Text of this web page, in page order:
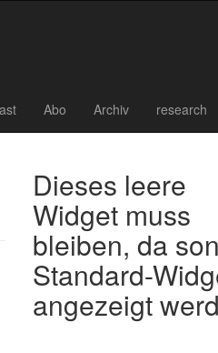
Abo Archiv research
Dieses leere
Widget muss
bleiben, da
Standard-
angezeigt